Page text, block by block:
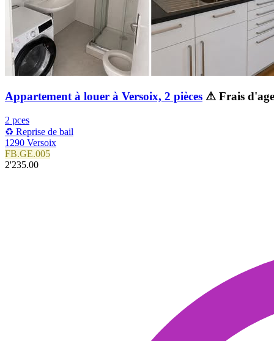
Appartement à louer à Versoix, 2 pièces ⚠ Frais
2 pces
♻️ Reprise de bail
1290 Versoix
FB.GE.005
2'235.00